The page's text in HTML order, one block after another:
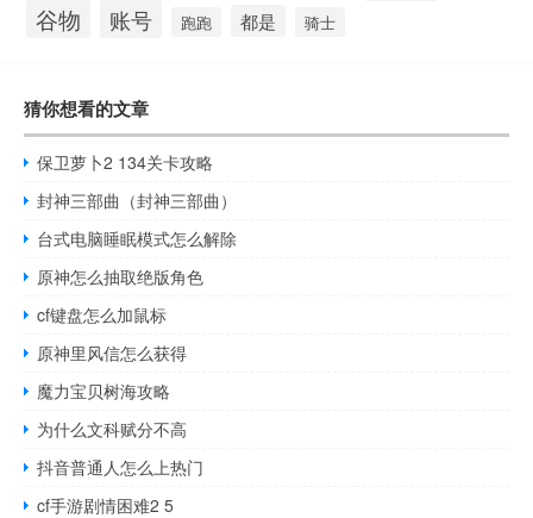
谷物 账号 跑跑 都是 骑士
猜你想看的文章
保卫萝卜2 134关卡攻略
封神三部曲（封神三部曲）
台式电脑睡眠模式怎么解除
原神怎么抽取绝版角色
cf键盘怎么加鼠标
原神里风信怎么获得
魔力宝贝树海攻略
为什么文科赋分不高
抖音普通人怎么上热门
cf手游剧情困难2 5